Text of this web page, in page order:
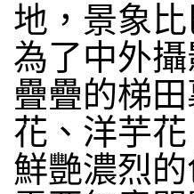
地，景象
為了中外
疊疊的梯
花、洋芋
鮮艷濃烈